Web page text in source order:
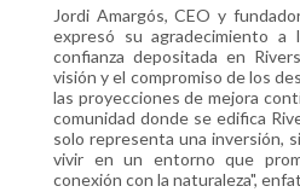
Jordi Amargós, CEO y
expresó su agradecimiento a
confianza depositada en
visión y el compromiso de los
las proyecciones de mejora
comunidad donde se edifica
solo representa una inversión,
vivir en un entorno que
conexión con la naturaleza",